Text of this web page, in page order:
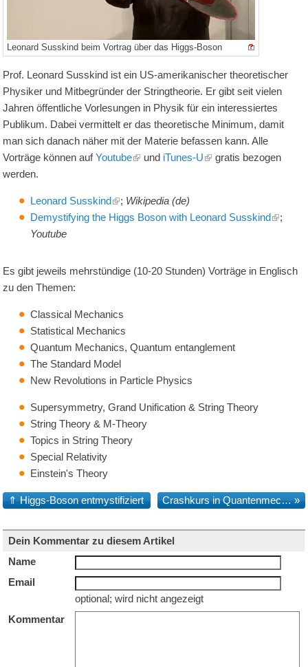
Leonard Susskind beim Vortrag über das Higgs-Boson
Prof. Leonard Susskind ist ein US-amerikanischer theoretischer
Physiker und Mitbegründer der Stringtheorie. Er gibt seit vielen
Jahren öffentliche Vorlesungen in Physik für ein interessiertes
Publikum. Dabei vermittelt er das theoretische Minimum, damit
man sich danach näher mit der Materie befassen kann. Alle
Vorträge können aufYoutube und iTunes-U
gratis bezogen
werden.
Leonard Susskind ; Wikipedia (de)
Demystifying the Higgs Boson with Leonard Susskind
;
Youtube
Es gibt jeweils mehrstündige (10-20 Stunden) Vorträge in Englisch
zu den Themen:
Classical Mechanics
Statistical Mechanics
Quantum Mechanics, Quantum entanglement
The Standard Model
New Revolutions in Particle Physics
Supersymmetry, Grand Unification & String Theory
String Theory & M-Theory
Topics in String Theory
Special Relativity
Einstein's Theory
⇑Higgs-Boson entmystifiziert »
Crashkurs in Quantenmechanik
Dein Kommentar zu diesem Artikel
Name
Email
optional; wird nicht angezeigt
Kommentar